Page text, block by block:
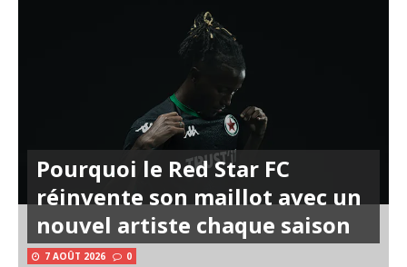
Pourquoi le Red Star FC
réinvente son maillot avec un
nouvel artiste chaque saison
7 AOÛT 2026 0